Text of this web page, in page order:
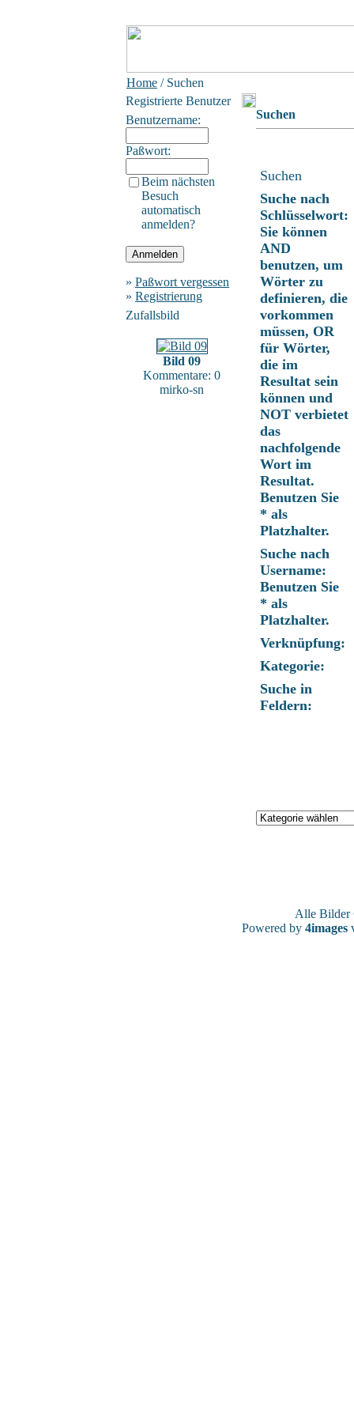
Home / Suchen
Registrierte Benutzer
Benutzername:
Paßwort:
Beim nächsten
Besuch
automatisch
anmelden?
» Paßwort vergessen
» Registrierung
Zufallsbild
Bild 09
Kommentare: 0
mirko-sn
Suchen
Suchen
Suche nach
Schlüsselwort:
Sie können
AND
benutzen, um
Wörter zu
definieren, die
vorkommen
müssen, OR
für Wörter,
die im
Resultat sein
können und
NOT verbietet
das
nachfolgende
Wort im
Resultat.
Benutzen Sie
* als
Platzhalter.
Suche nach
Username:
Benutzen Sie
* als
Platzhalter.
Verknüpfung:
Kategorie:
Suche in
Feldern:
Alle
Powered by 4images